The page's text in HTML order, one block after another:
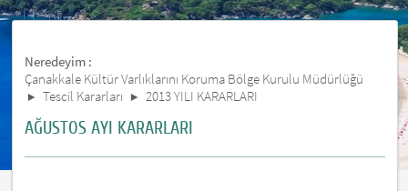
Neredeyim :
Çanakkale Kültür Varlıklarını Koruma Bölge Kurulu Müdürlüğü
Tescil Kararları
2013 YILI KARARLARI
AĞUSTOS AYI KARARLARI